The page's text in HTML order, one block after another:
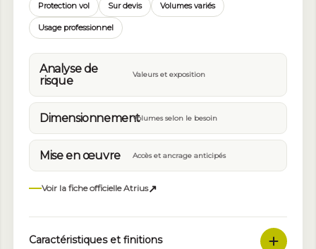
Protection vol Sur devis Volumes variés
Usage professionnel
Analyse de
risque
Valeurs et exposition
DimensionnementVolumes selon le besoin
Mise en œuvre Accès et ancrage anticipés
Voir la fiche officielle Atrius↗
Caractéristiques et finitions